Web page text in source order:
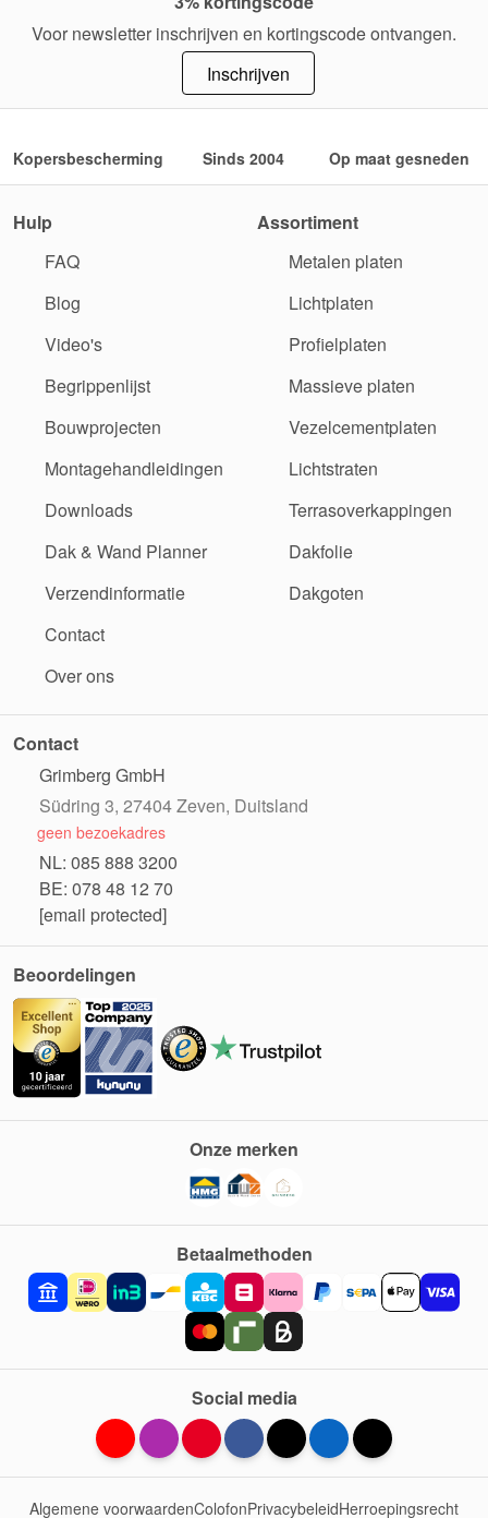
Voor newsletter inschrijven en kortingscode ontvangen.
Inschrijven
Kopersbescherming Sinds 2004 Op maat gesneden
Hulp
FAQ
Blog
Video's
Begrippenlijst
Bouwprojecten
Montagehandleidingen
Downloads
Dak & Wand Planner
Verzendinformatie
Contact
Over ons
Assortiment
Metalen platen
Lichtplaten
Profielplaten
Massieve platen
Vezelcementplaten
Lichtstraten
Terrasoverkappingen
Dakfolie
Dakgoten
Contact
Grimberg GmbH
Südring 3, 27404 Zeven, Duitsland
geen bezoekadres
NL: 085 888 3200
BE: 078 48 12 70
[email protected]
Beoordelingen
Betaalmethoden
Onze merken
Social media
Algemene voorwaardenColofonPrivacybeleidHerroepingsrecht